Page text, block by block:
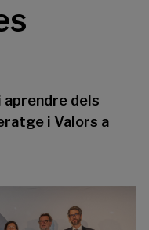
dels
i Valors a